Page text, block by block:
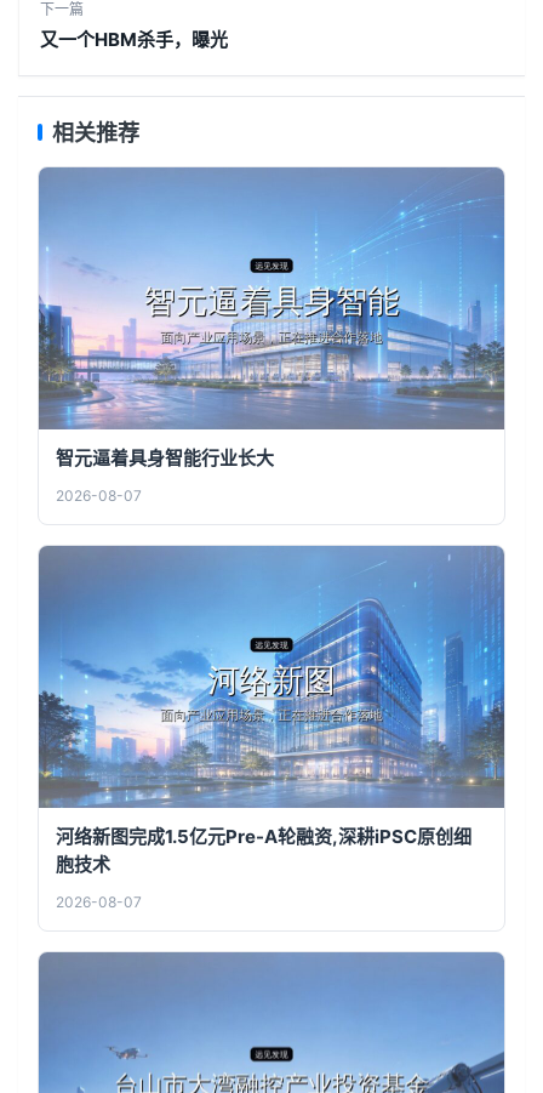
下一篇
又一个HBM杀手，曝光
相关推荐
智元逼着具身智能行业长大
2026-08-07
河络新图完成1.5亿元Pre-A轮融资,深耕iPSC原创细
胞技术
2026-08-07